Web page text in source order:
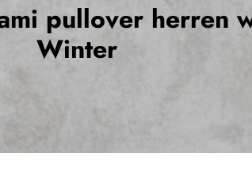
pullover herren
Winter